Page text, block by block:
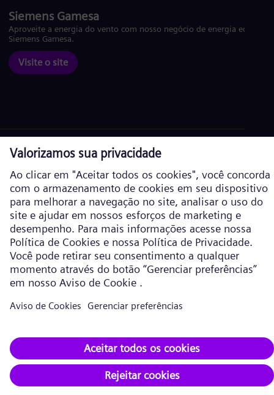
Siemens Gamesa
Aproveite a energia do vento com nosso negócio de energia eólica
Siemens Gamesa.
Visite o site
Política de Cookies
Termos de Uso
Informações corporativas
Siemens Energy é uma marca comercial licenciada pela Siemens AG. ©
Siemens Energy, 2026